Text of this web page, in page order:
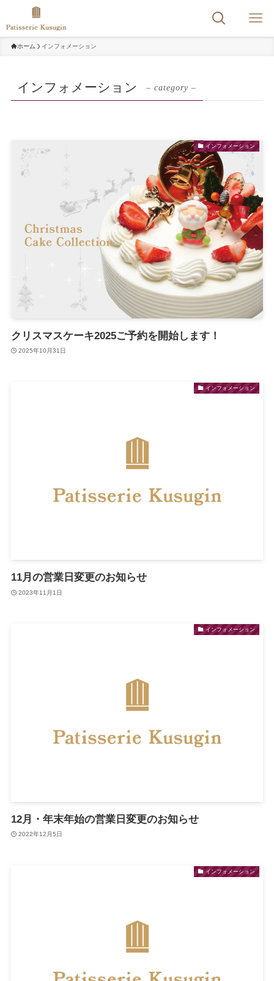
ホーム インフォメーション
インフォメーション – category –
インフォメーション
クリスマスケーキ2025ご予約を開始します！
2025年10月31日
インフォメーション
11月の営業日変更のお知らせ
2023年11月1日
インフォメーション
12月・年末年始の営業日変更のお知らせ
2022年12月5日
インフォメーション